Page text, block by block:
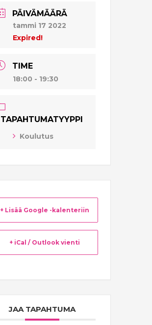
PÄIVÄMÄÄRÄ
tammi 17 2022
Expired!
TIME
18:00 - 19:30
TAPAHTUMATYYPPI
Koulutus
+ Lisää Google -kalenteriin
+ iCal / Outlook vienti
JAA TAPAHTUMA